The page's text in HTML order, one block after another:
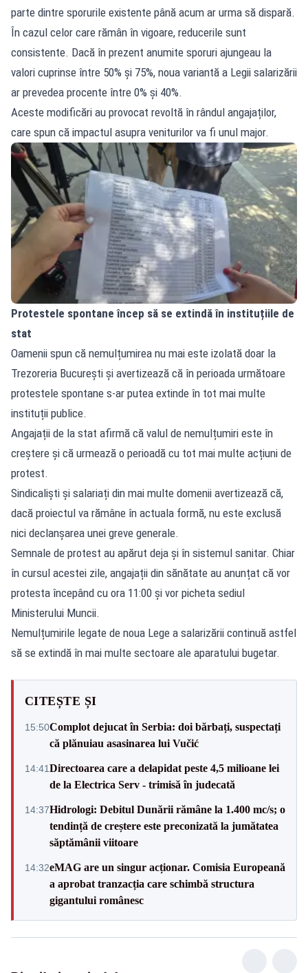
parte dintre sporurile existente până acum ar urma să dispară.
În cazul celor care rămân în vigoare, reducerile sunt
consistente. Dacă în prezent anumite sporuri ajungeau la
valori cuprinse între 50% și 75%, noua variantă a Legii salarizării
ar prevedea procente între 0% și 40%.
Aceste modificări au provocat revoltă în rândul angajaților,
care spun că impactul asupra veniturilor va fi unul major.
Protestele spontane încep să se extindă în instituțiile de
stat
Oamenii spun că nemulțumirea nu mai este izolată doar la
Trezoreria București și avertizează că în perioada următoare
protestele spontane s-ar putea extinde în tot mai multe
instituții publice.
Angajații de la stat afirmă că valul de nemulțumiri este în
creștere și că urmează o perioadă cu tot mai multe acțiuni de
protest.
Sindicaliști și salariați din mai multe domenii avertizează că,
dacă proiectul va rămâne în actuala formă, nu este exclusă
nici declanșarea unei greve generale.
Semnale de protest au apărut deja și în sistemul sanitar. Chiar
în cursul acestei zile, angajații din sănătate au anunțat că vor
protesta începând cu ora 11:00 și vor picheta sediul
Ministerului Muncii.
Nemulțumirile legate de noua Lege a salarizării continuă astfel
să se extindă în mai multe sectoare ale aparatului bugetar.
CITEȘTE ȘI
15:50Complot dejucat în Serbia: doi bărbați, suspectați
că plănuiau asasinarea lui Vučić
14:41Directoarea care a delapidat peste 4,5 milioane lei
de la Electrica Serv - trimisă în judecată
14:37Hidrologi: Debitul Dunării rămâne la 1.400 mc/s; o
tendință de creștere este preconizată la jumătatea
săptămânii viitoare
14:32eMAG are un singur acționar. Comisia Europeană
a aprobat tranzacția care schimbă structura
gigantului românesc